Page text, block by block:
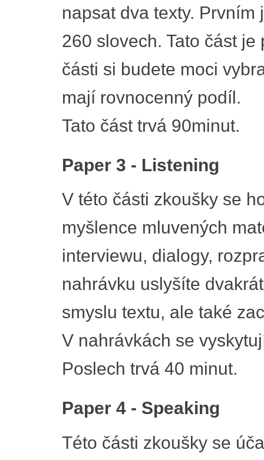
napsat dva texty.
260 slovech. Tato část
části si budete moci
mají rovnocenný podíl.
Tato část trvá 90minut.
Paper 3 - Listening
V této části zkoušky se
myšlence mluvených
interviewu, dialogy,
nahrávku uslyšíte
smyslu textu, ale také
V nahrávkách se
Poslech trvá 40 minut.
Paper 4 - Speaking
Této části zkoušky se